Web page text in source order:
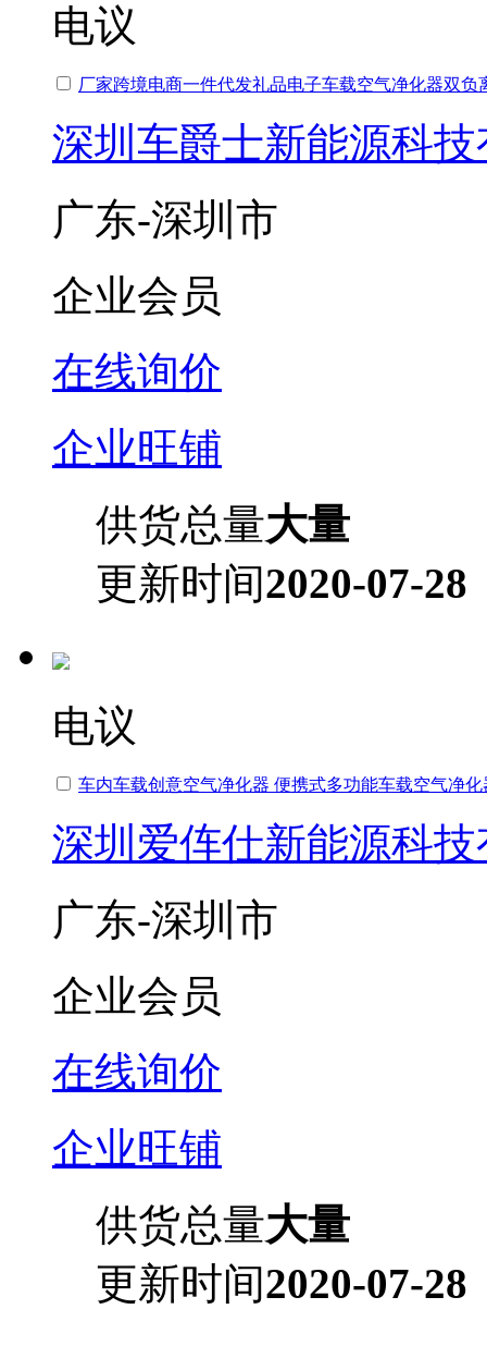
电议
厂家跨境电商一件代发礼品电子车载空气净化器双负
深圳车爵士新能源科
广东-深圳市
企业会员
在线询价
企业旺铺
供货总量大量
更新时间2020-07-28
电议
车内车载创意空气净化器 便携式多功能车载空气净化
深圳爱伡仕新能源科
广东-深圳市
企业会员
在线询价
企业旺铺
供货总量大量
更新时间2020-07-28